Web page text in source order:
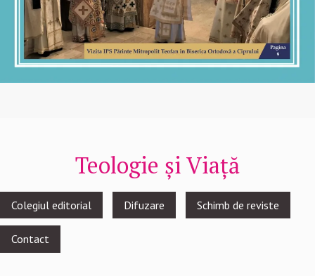
Teologie și Viață
Footer
menu
Colegiul editorial Difuzare Schimb de reviste
Contact